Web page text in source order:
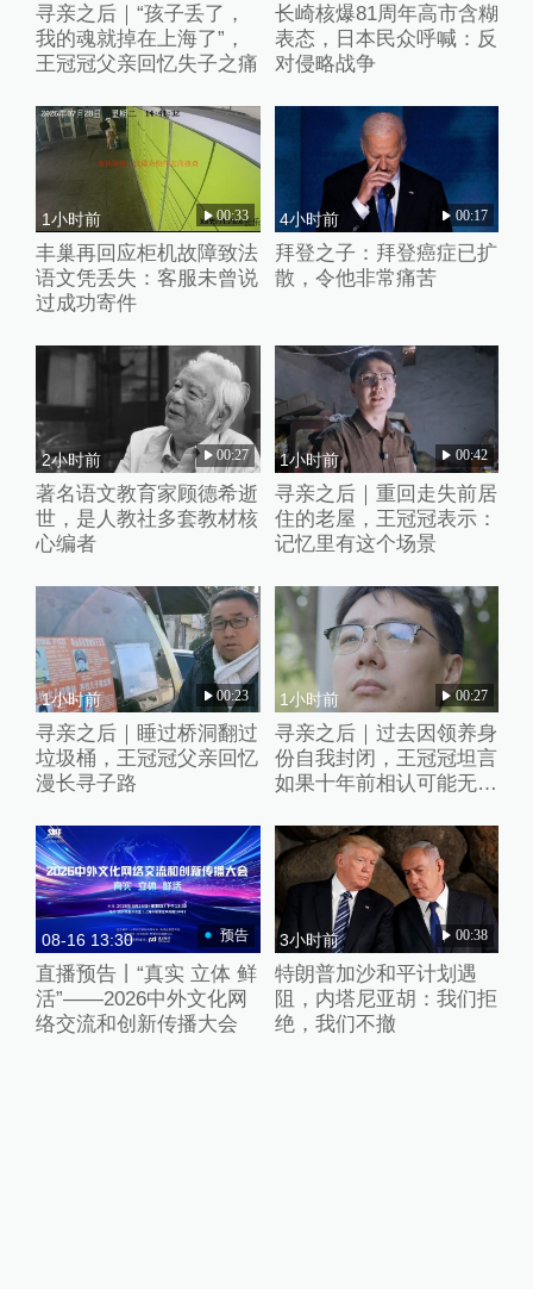
寻亲之后｜“孩子丢了，
我的魂就掉在上海了”，
王冠冠父亲回忆失子之痛
长崎核爆81周年高市含糊
表态，日本民众呼喊：反
对侵略战争
1小时前 00:33
丰巢再回应柜机故障致法
语文凭丢失：客服未曾说
过成功寄件
4小时前 00:17
拜登之子：拜登癌症已扩
散，令他非常痛苦
2小时前 00:27
著名语文教育家顾德希逝
世，是人教社多套教材核
心编者
1小时前 00:42
寻亲之后｜重回走失前居
住的老屋，王冠冠表示：
记忆里有这个场景
1小时前 00:23
寻亲之后｜睡过桥洞翻过
垃圾桶，王冠冠父亲回忆
漫长寻子路
1小时前 00:27
寻亲之后｜过去因领养身
份自我封闭，王冠冠坦言
如果十年前相认可能无法
08-16 13:30 预告
直播预告丨“真实 立体 鲜
活”——2026中外文化网
络交流和创新传播大会
3小时前 00:38
特朗普加沙和平计划遇
阻，内塔尼亚胡：我们拒
绝，我们不撤